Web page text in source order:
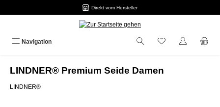
Direkt vom Hersteller
Navigation
LINDNER® Premium Seide Damen
LINDNER®